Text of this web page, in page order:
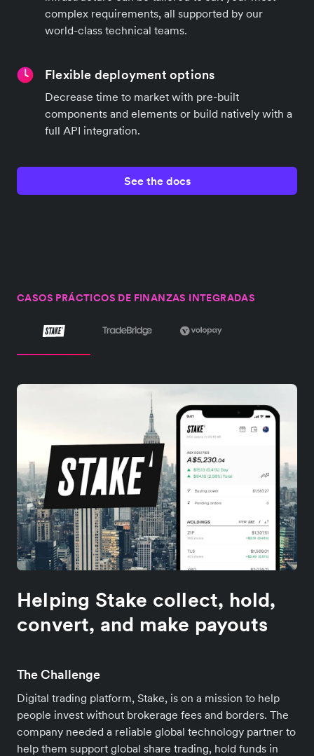
complex requirements, all supported by our
world-class technical teams.
Flexible deployment options
Decrease time to market with pre-built
components and elements or build natively with a
full API integration.
See the docs
CASOS PRÁCTICOS DE FINANZAS INTEGRADAS
Helping Stake collect, hold,
convert, and make payouts
The Challenge
Digital trading platform, Stake, is on a mission to help
people invest without brokerage fees and borders. The
company needed a reliable global technology partner to
help them support global share trading, hold funds in